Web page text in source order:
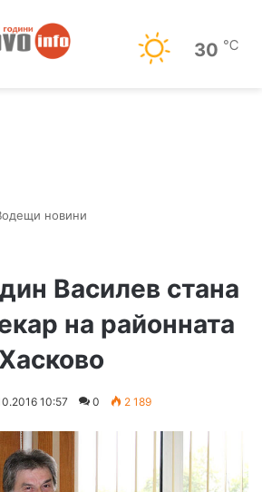
30 ℃
новини
Василев стана
на районната
10:57 0 2 189